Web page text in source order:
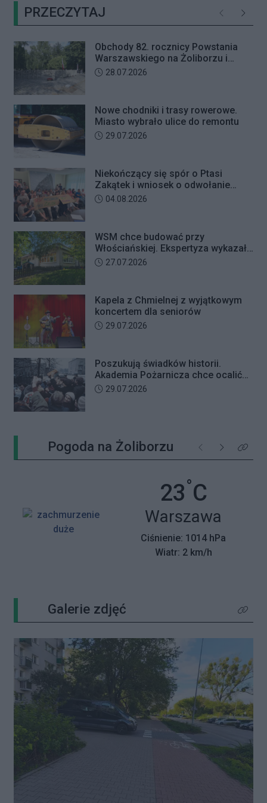
obywatelskiej inicjatywy
uchwałodawczej dotyczącej
zaniechania budowy przy ul.
Ficowskiego.
PRZECZYTAJ Poprzednie
Obchody 82. rocznicy Powstania
Warszawskiego na Żoliborzu i
Bielanach
Data dodania artykułu:
28.07.2026
Nowe chodniki i trasy rowerowe.
Miasto wybrało ulice do remontu
Data dodania artykułu:
29.07.2026
Niekończący się spór o Ptasi
Zakątek i wniosek o odwołanie
przewodniczącego Rady Dzielnicy
Data dodania artykułu:
04.08.2026
WSM chce budować przy
Włościańskiej. Ekspertyza wykazała
problemy z gruntem pod
Data dodania artykułu:
27.07.2026
Kapela z Chmielnej z wyjątkowym
koncertem dla seniorów
Data dodania artykułu:
29.07.2026
Poszukują świadków historii.
Akademia Pożarnicza chce ocalić
wspomnienia z pamiętnego strajku
Data dodania artykułu:
29.07.2026
Pogoda na Żoliborzu Poprzednie
NastępneKliknij
23°C
Miasto:
Warszawa
Ciśnienie: 1014 hPa
Wiatr: 2 km/h
Galerie zdjęć Kliknij